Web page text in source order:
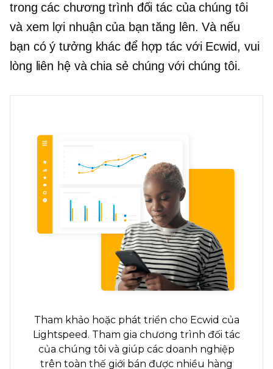
trong các chương trình đối tác của chúng tôi
và xem lợi nhuận của bạn tăng lên. Và nếu
bạn có ý tưởng khác để hợp tác với Ecwid, vui
lòng liên hệ và chia sẻ chúng với chúng tôi.
Tham khảo hoặc phát triển cho Ecwid của
Lightspeed. Tham gia chương trình đối tác
của chúng tôi và giúp các doanh nghiệp
trên toàn thế giới bán được nhiều hàng